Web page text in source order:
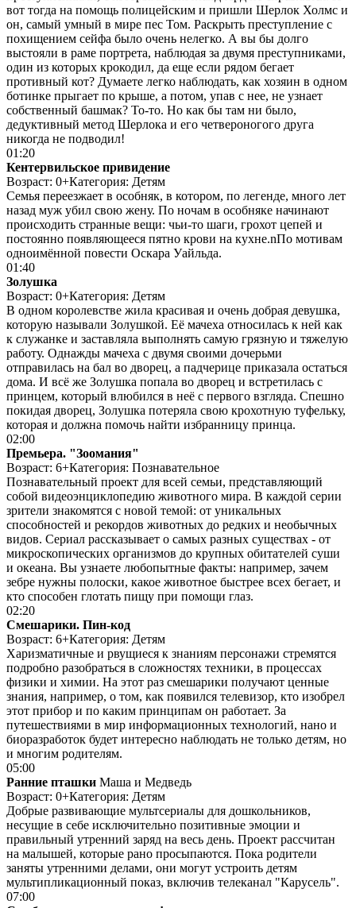
вот тогда на помощь полицейским и пришли Шерлок Холмс и
он, самый умный в мире пес Том. Раскрыть преступление с
похищением сейфа было очень нелегко. А вы бы долго
выстояли в раме портрета, наблюдая за двумя преступниками,
один из которых крокодил, да еще если рядом бегает
противный кот? Думаете легко наблюдать, как хозяин в одном
ботинке прыгает по крыше, а потом, упав с нее, не узнает
собственный башмак? То-то. Но как бы там ни было,
дедуктивный метод Шерлока и его четвероногого друга
никогда не подводил!
01:20
Кентервильское привидение
Возраст: 0+Категория: Детям
Семья переезжает в особняк, в котором, по легенде, много лет
назад муж убил свою жену. По ночам в особняке начинают
происходить странные вещи: чьи-то шаги, грохот цепей и
постоянно появляющееся пятно крови на кухне.nПо мотивам
одноимённой повести Оскара Уайльда.
01:40
Золушка
Возраст: 0+Категория: Детям
В одном королевстве жила красивая и очень добрая девушка,
которую называли Золушкой. Её мачеха относилась к ней как
к служанке и заставляла выполнять самую грязную и тяжелую
работу. Однажды мачеха с двумя своими дочерьми
отправилась на бал во дворец, а падчерице приказала остаться
дома. И всё же Золушка попала во дворец и встретилась с
принцем, который влюбился в неё с первого взгляда. Спешно
покидая дворец, Золушка потеряла свою крохотную туфельку,
которая и должна помочь найти избранницу принца.
02:00
Премьера. "Зоомания"
Возраст: 6+Категория: Познавательное
Познавательный проект для всей семьи, представляющий
собой видеоэнциклопедию животного мира. В каждой серии
зрители знакомятся с новой темой: от уникальных
способностей и рекордов животных до редких и необычных
видов. Сериал рассказывает о самых разных существах - от
микроскопических организмов до крупных обитателей суши
и океана. Вы узнаете любопытные факты: например, зачем
зебре нужны полоски, какое животное быстрее всех бегает, и
кто способен глотать пищу при помощи глаз.
02:20
Смешарики. Пин-код
Возраст: 6+Категория: Детям
Харизматичные и рвущиеся к знаниям персонажи стремятся
подробно разобраться в сложностях техники, в процессах
физики и химии. На этот раз смешарики получают ценные
знания, например, о том, как появился телевизор, кто изобрел
этот прибор и по каким принципам он работает. За
путешествиями в мир информационных технологий, нано и
биоразработок будет интересно наблюдать не только детям, но
и многим родителям.
05:00
Ранние пташки Маша и Медведь
Возраст: 0+Категория: Детям
Добрые развивающие мультсериалы для дошкольников,
несущие в себе исключительно позитивные эмоции и
правильный утренний заряд на весь день. Проект рассчитан
на малышей, которые рано просыпаются. Пока родители
заняты утренними делами, они могут устроить детям
мультипликационный показ, включив телеканал "Карусель".
07:00